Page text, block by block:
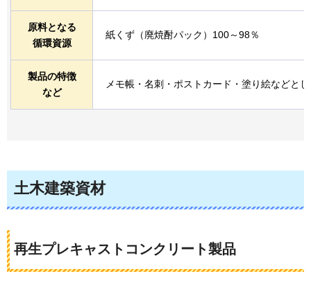
原料となる
循環資源
紙くず（廃焼酎パック）100～98％
製品の特徴
など
メモ帳・名刺・ポストカード・塗り絵などと
土木建築資材
再生プレキャストコンクリート製品